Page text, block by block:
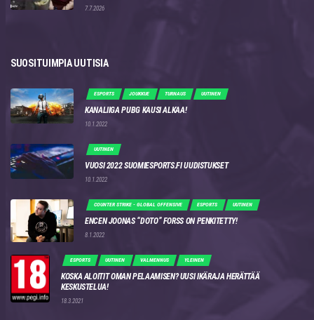
7.7.2026
SUOSITUIMPIA UUTISIA
ESPORTS JOUKKUE TURNAUS UUTINEN
KANALIIGA PUBG KAUSI ALKAA!
10.1.2022
UUTINEN
VUOSI 2022 SUOMIESPORTS.FI UUDISTUKSET
10.1.2022
COUNTER STRIKE - GLOBAL OFFENSIVE ESPORTS UUTINEN
ENCEN JOONAS “DOTO” FORSS ON PENKITETTY!
8.1.2022
ESPORTS UUTINEN VALMENNUS YLEINEN
KOSKA ALOITIT OMAN PELAAMISEN? UUSI IKÄRAJA HERÄTTÄÄ
KESKUSTELUA!
18.3.2021